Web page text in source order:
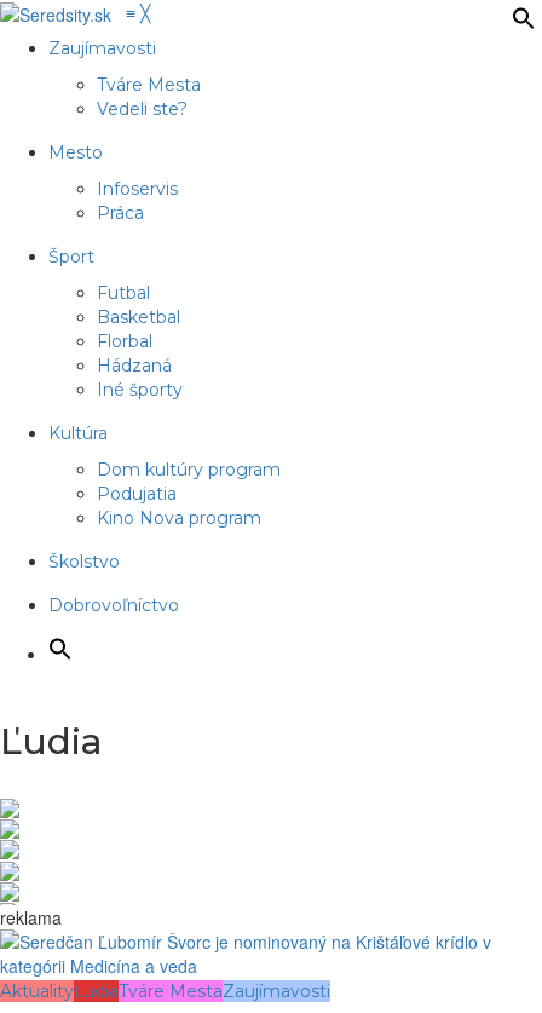
≡ ╳
Zaujímavosti
Tváre Mesta
Vedeli ste?
Mesto
Infoservis
Práca
Šport
Futbal
Basketbal
Florbal
Hádzaná
Iné športy
Kultúra
Dom kultúry program
Podujatia
Kino Nova program
Školstvo
Dobrovoľníctvo
Ľudia
reklama
AktualityĽudiaTváre MestaZaujímavosti